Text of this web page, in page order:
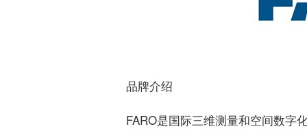
品牌介绍
FARO是国际三维测量和空间数字